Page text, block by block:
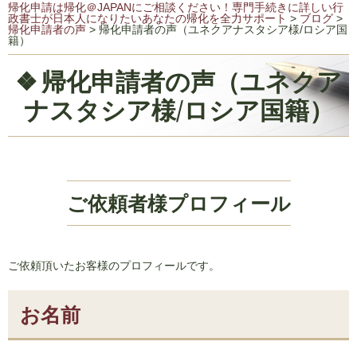
帰化申請は帰化＠JAPANにご相談ください！専門手続きに詳しい行
政書士が日本人になりたいあなたの帰化を全力サポート > ブログ >
帰化申請者の声 > 帰化申請者の声（ユネクアナスタシア様/ロシア国
籍）
帰化申請者の声（ユネクア
ナスタシア様/ロシア国籍）
ご依頼者様プロフィール
ご依頼頂いたお客様のプロフィールです。
お名前